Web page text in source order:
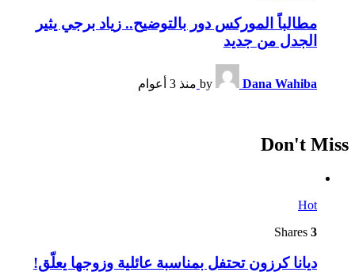
مطالباً الموركس دور بالتوضيح.. زياد برجي يثير
الجدل من جديد
by Dana Wahiba منذ 3 أعوام
Don't Miss
Hot
3
ديانا كرزون تحتفل بمناسبة عائلية وزوجها يعلّق!